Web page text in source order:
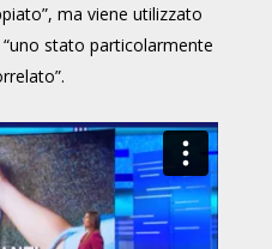
ma viene utilizzato
stato particolarmente